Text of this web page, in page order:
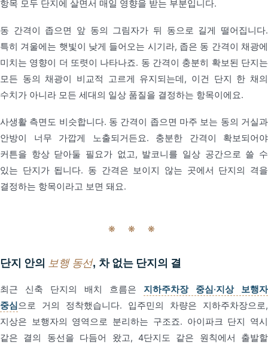
항목 모두 단지에 살면서 매일 영향을 받는 부분입니다.
동 간격이 좁으면 앞 동의 그림자가 뒤 동으로 길게 떨어집니다.
특히 겨울에는 햇빛이 낮게 들어오는 시기라, 좁은 동 간격이 채광에
미치는 영향이 더 또렷이 나타나죠. 동 간격이 충분히 확보된 단지는
모든 동의 채광이 비교적 고르게 유지되는데, 이건 단지 한 채의
수치가 아니라 모든 세대의 일상 품질을 결정하는 항목이에요.
사생활 측면도 비슷합니다. 동 간격이 좁으면 마주 보는 동의 거실과
안방이 너무 가깝게 노출되거든요. 충분한 간격이 확보되어야
커튼을 항상 닫아둘 필요가 없고, 발코니를 일상 공간으로 쓸 수
있는 단지가 됩니다. 동 간격은 보이지 않는 곳에서 단지의 격을
결정하는 항목이라고 보면 돼요.
❋ ❋ ❋
단지 안의 보행 동선, 차 없는 단지의 결
최근 신축 단지의 배치 흐름은 지하주차장 중심·지상 보행자
중심으로 거의 정착했습니다. 입주민의 차량은 지하주차장으로,
지상은 보행자의 영역으로 분리하는 구조죠. 아이파크 단지 역시
같은 결의 동선을 다듬어 왔고, 4단지도 같은 원칙에서 출발할